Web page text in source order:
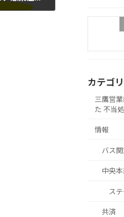
カテゴ
三鷹営
た 不当
情報
バス
中央
ス
共済